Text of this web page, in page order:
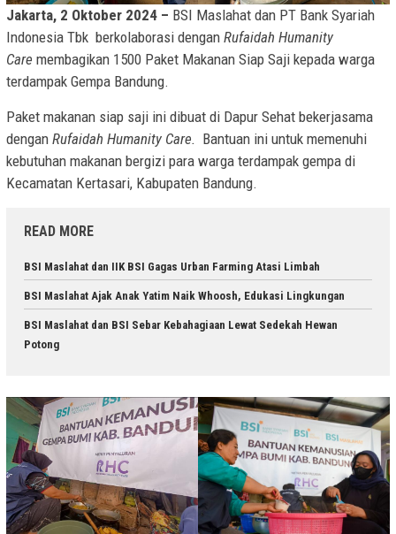
Jakarta, 2 Oktober 2024 – BSI Maslahat dan PT Bank Syariah
Indonesia Tbk berkolaborasi dengan Rufaidah Humanity
Care membagikan 1500 Paket Makanan Siap Saji kepada warga
terdampak Gempa Bandung.
Paket makanan siap saji ini dibuat di Dapur Sehat bekerjasama
dengan Rufaidah Humanity Care. Bantuan ini untuk memenuhi
kebutuhan makanan bergizi para warga terdampak gempa di
Kecamatan Kertasari, Kabupaten Bandung.
READ MORE
BSI Maslahat dan IIK BSI Gagas Urban Farming Atasi Limbah
BSI Maslahat Ajak Anak Yatim Naik Whoosh, Edukasi Lingkungan
BSI Maslahat dan BSI Sebar Kebahagiaan Lewat Sedekah Hewan
Potong